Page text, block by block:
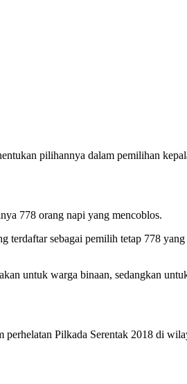
pilihannya dalam pemilihan
778 orang napi yang mencoblos.
terdaftar sebagai pemilih tetap 778
untuk warga binaan, sedangkan
Pilkada Serentak 2018 di